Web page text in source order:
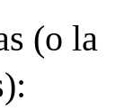
(o la